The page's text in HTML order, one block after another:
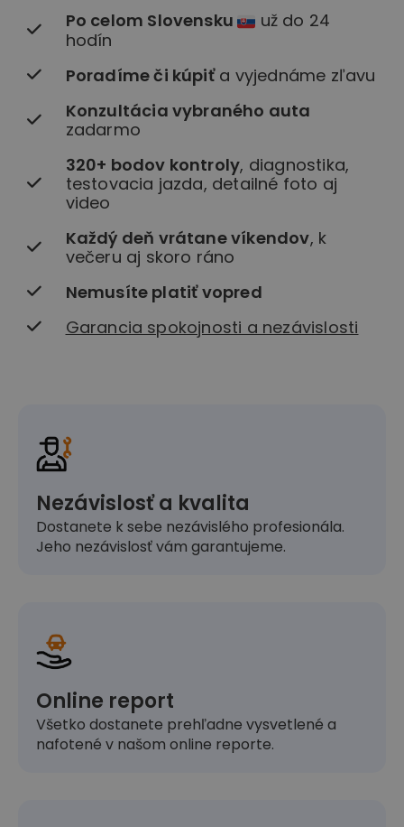
Po celom Slovensku
už do 24
hodín
Poradíme či kúpiťa vyjednáme zľavu
Konzultácia vybraného auta
zadarmo
320+ bodov kontroly, diagnostika,
testovacia jazda, detailné foto aj
video
Každý deň vrátane víkendov, k
večeru aj skoro ráno
Nemusíte platiť vopred
Garancia spokojnosti a nezávislosti
Nezávislosť a kvalita
Dostanete k sebe nezávislého profesionála.
Jeho nezávislosť vám garantujeme.
Online report
Všetko dostanete prehľadne vysvetlené a
nafotené v našom online reporte.